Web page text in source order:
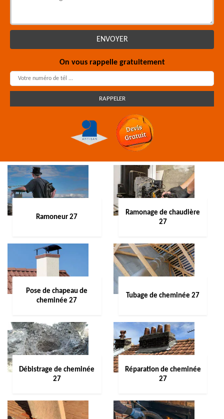
On vous rappelle gratuitement
Ramoneur 27
Ramonage de chaudière
27
Pose de chapeau de
cheminée 27
Tubage de cheminée 27
Débistrage de cheminée
27
Réparation de cheminée
27